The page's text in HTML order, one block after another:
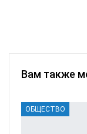
Вам также
ОБЩЕСТВО